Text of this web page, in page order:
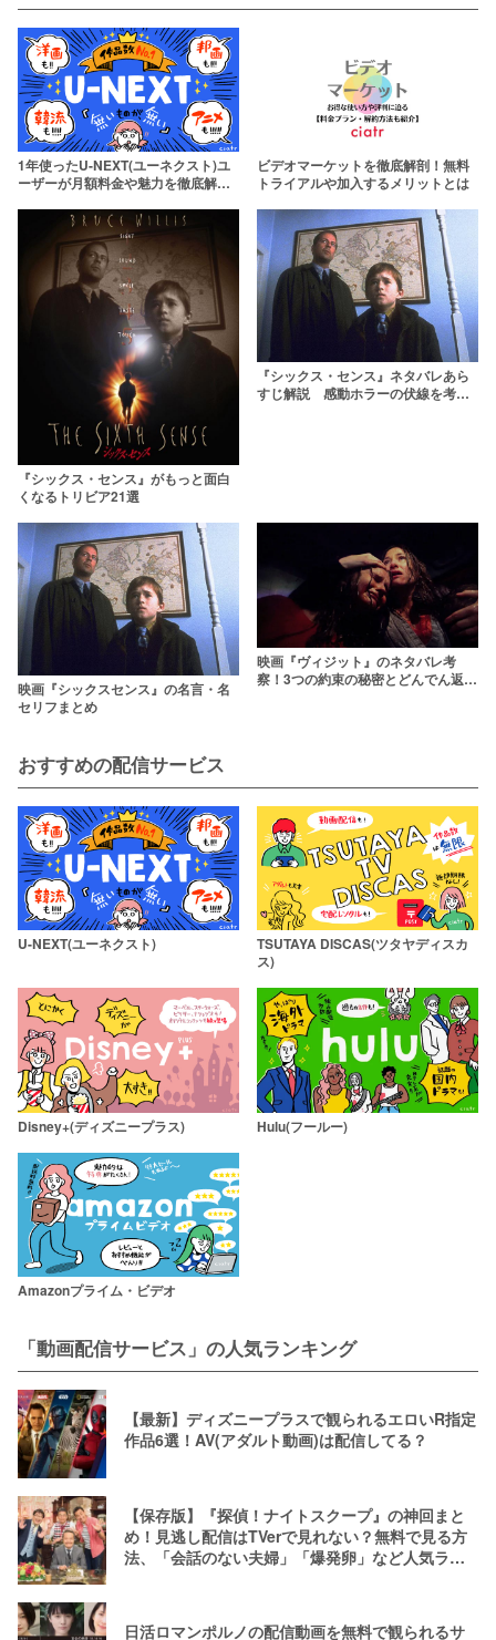
1年使ったU-NEXT(ユーネクスト)ユ
ーザーが月額料金や魅力を徹底解
ビデオマーケットを徹底解剖！無料
トライアルや加入するメリットとは
『シックス・センス』がもっと面白
くなるトリビア21選
『シックス・センス』ネタバレあら
すじ解説 感動ホラーの伏線を考
映画『シックスセンス』の名言・名
セリフまとめ
映画『ヴィジット』のネタバレ考
察！3つの約束の秘密とどんでん返し
おすすめの配信サービス
U-NEXT(ユーネクスト)
TSUTAYA DISCAS(ツタヤディスカ
ス)
Disney+(ディズニープラス) Hulu(フールー)
Amazonプライム・ビデオ
「動画配信サービス」の人気ランキング
【最新】ディズニープラスで観られるエロいR指定
作品6選！AV(アダルト動画)は配信してる？
【保存版】『探偵！ナイトスクープ』の神回まと
め！見逃し配信はTVerで見れない？無料で見る方
法、「会話のない夫婦」「爆発卵」など人気ラン
日活ロマンポルノの配信動画を無料で観られるサ